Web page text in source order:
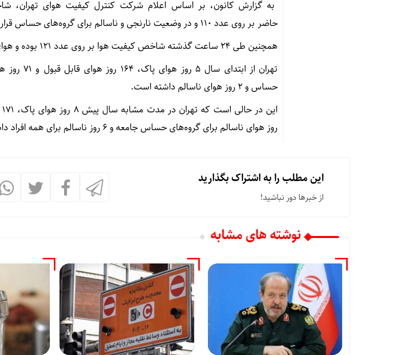
به گزارش کانون، بر اساس اعلام شرکت کنترل کیفیت هوای تهران،
حاضر بر روی عدد ۱۱۰ و در وضعیت نارنجی و ناسالم برای گروه‌های حساس قرار گرفته است.
همچنین طی ۲۴ ساعت گذشته شاخص کیفیت هوا بر روی عدد ۱۲۱ بوده و هوای تهران آلوده بود.
تهران از
حساس و ۲ روز هوای ناسالم داشته است.
روز هوای ناسالم برای گروه‌های حساس جامعه و ۶ روز ناسالم برای همه افراد داشته است.
این مطلب را به اشتراک بگذارید
از خبرها دور نباشید!
نوشته های مشابه